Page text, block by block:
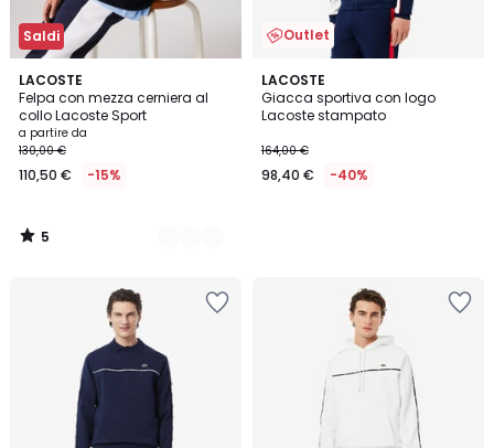
Saldi
LACOSTE
Felpa con mezza cerniera al
collo Lacoste Sport
a partire da
130,00 €
110,50 € -15%
5
/
5
3
Colori
5
/
Outlet
LACOSTE
Giacca sportiva con logo
Lacoste stampato
164,00 €
98,40 € -40%